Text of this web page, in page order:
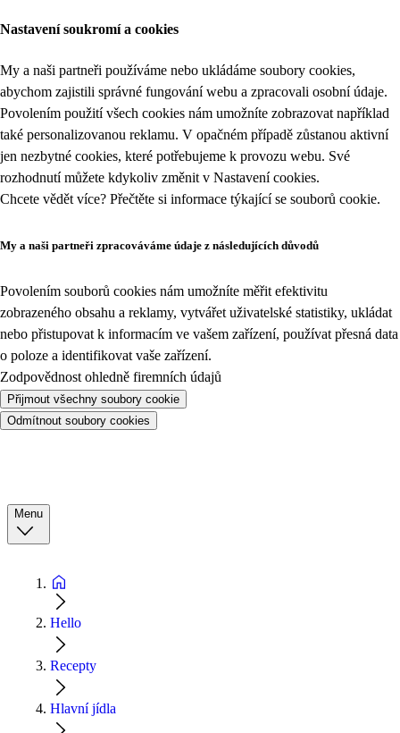
Nastavení soukromí a cookies
My a naši partneři používáme nebo ukládáme soubory cookies,
abychom zajistili správné fungování webu a zpracovali osobní údaje.
Povolením použití všech cookies nám umožníte zobrazovat například
také personalizovanou reklamu. V opačném případě zůstanou aktivní
jen nezbytné cookies, které potřebujeme k provozu webu. Své
rozhodnutí můžete kdykoliv změnit v Nastavení cookies.
Chcete vědět více? Přečtěte si informace týkající se souborů cookie.
My a naši partneři zpracováváme údaje z následujících důvodů
Povolením souborů cookies nám umožníte měřit efektivitu
zobrazeného obsahu a reklamy, vytvářet uživatelské statistiky, ukládat
nebo přistupovat k informacím ve vašem zařízení, používat přesná data
o poloze a identifikovat vaše zařízení.
Zodpovědnost ohledně firemních údajů
Přijmout všechny soubory cookie
Odmítnout soubory cookies
Menu
Hello
Recepty
Hlavní jídla